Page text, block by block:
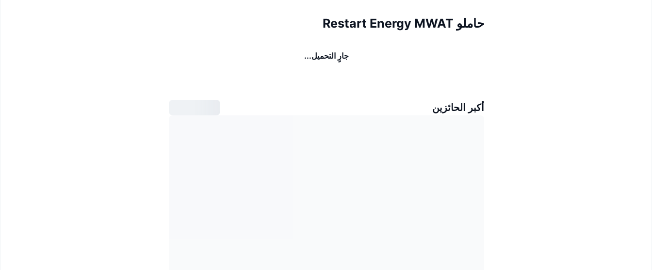
حاملو Restart Energy MWAT
جارٍ التحميل...
أكبر الحائزين